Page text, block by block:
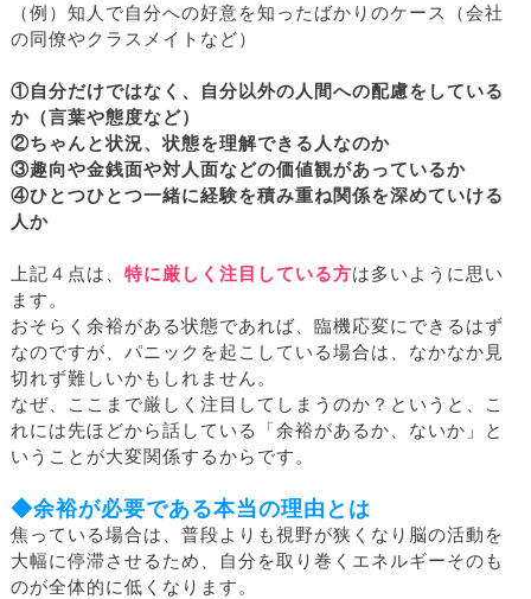
（例）知人で自分への好意を知ったばかりのケース（会社
の同僚やクラスメイトなど）
①自分だけではなく、自分以外の人間への配慮をしている
か（言葉や態度など）
②ちゃんと状況、状態を理解できる人なのか
③趣向や金銭面や対人面などの価値観があっているか
④ひとつひとつ一緒に経験を積み重ね関係を深めていける
人か
上記４点は、 特に厳しく注目している方は多いように思い
ます。
おそらく余裕がある状態であれば、臨機応変にできるはず
なのですが、パニックを起こしている場合は、なかなか見
切れず難しいかもしれません。
なぜ、ここまで厳しく注目してしまうのか？というと、こ
れには先ほどから話している「余裕があるか、ないか」と
いうことが大変関係するからです。
◆余裕が必要である本当の理由とは
焦っている場合は、普段よりも視野が狭くなり脳の活動を
大幅に停滞させるため、自分を取り巻くエネルギーそのも
のが全体的に低くなります。